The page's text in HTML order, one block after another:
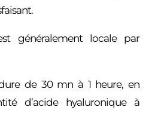
généralement locale par
de 30 mn à 1 heure, en
d’acide hyaluronique à